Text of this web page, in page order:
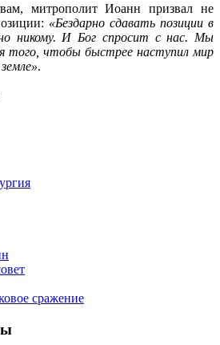
митрополит Иоанн призвал не
«Бездарно сдавать позиции в
никому. И Бог спросит с нас. Мы
того, чтобы быстрее наступил мир
.
сражение